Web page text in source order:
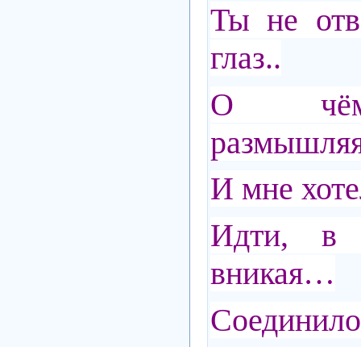
Ты не
глаз..
О
И мне
Идти, в
вникая…